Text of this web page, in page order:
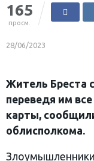
165
просм.
28/06/2023
Житель Бреста
переведя им
карты,
облисполкома.
Злоумышленники